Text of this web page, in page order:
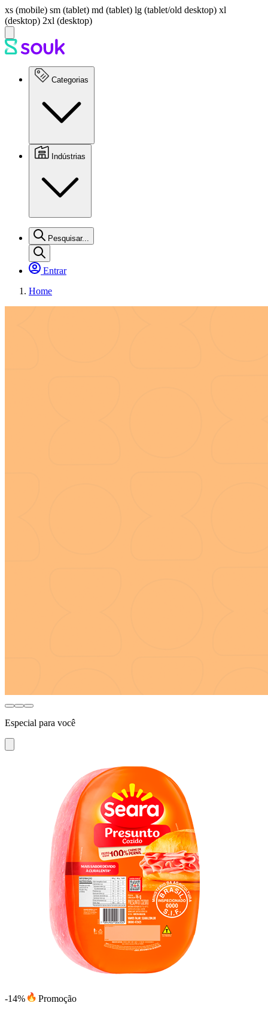
xs (mobile) sm (tablet) md (tablet) lg (tablet/old desktop) xl
(desktop) 2xl (desktop)
Categorias
Indústrias
Pesquisar...
Entrar
Home
Especial para você
-14% Promoção